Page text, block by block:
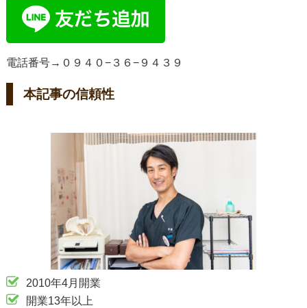
電話番号→０９４０−３６−９４３９
本記事の信頼性
2010年4月開業
開業13年以上